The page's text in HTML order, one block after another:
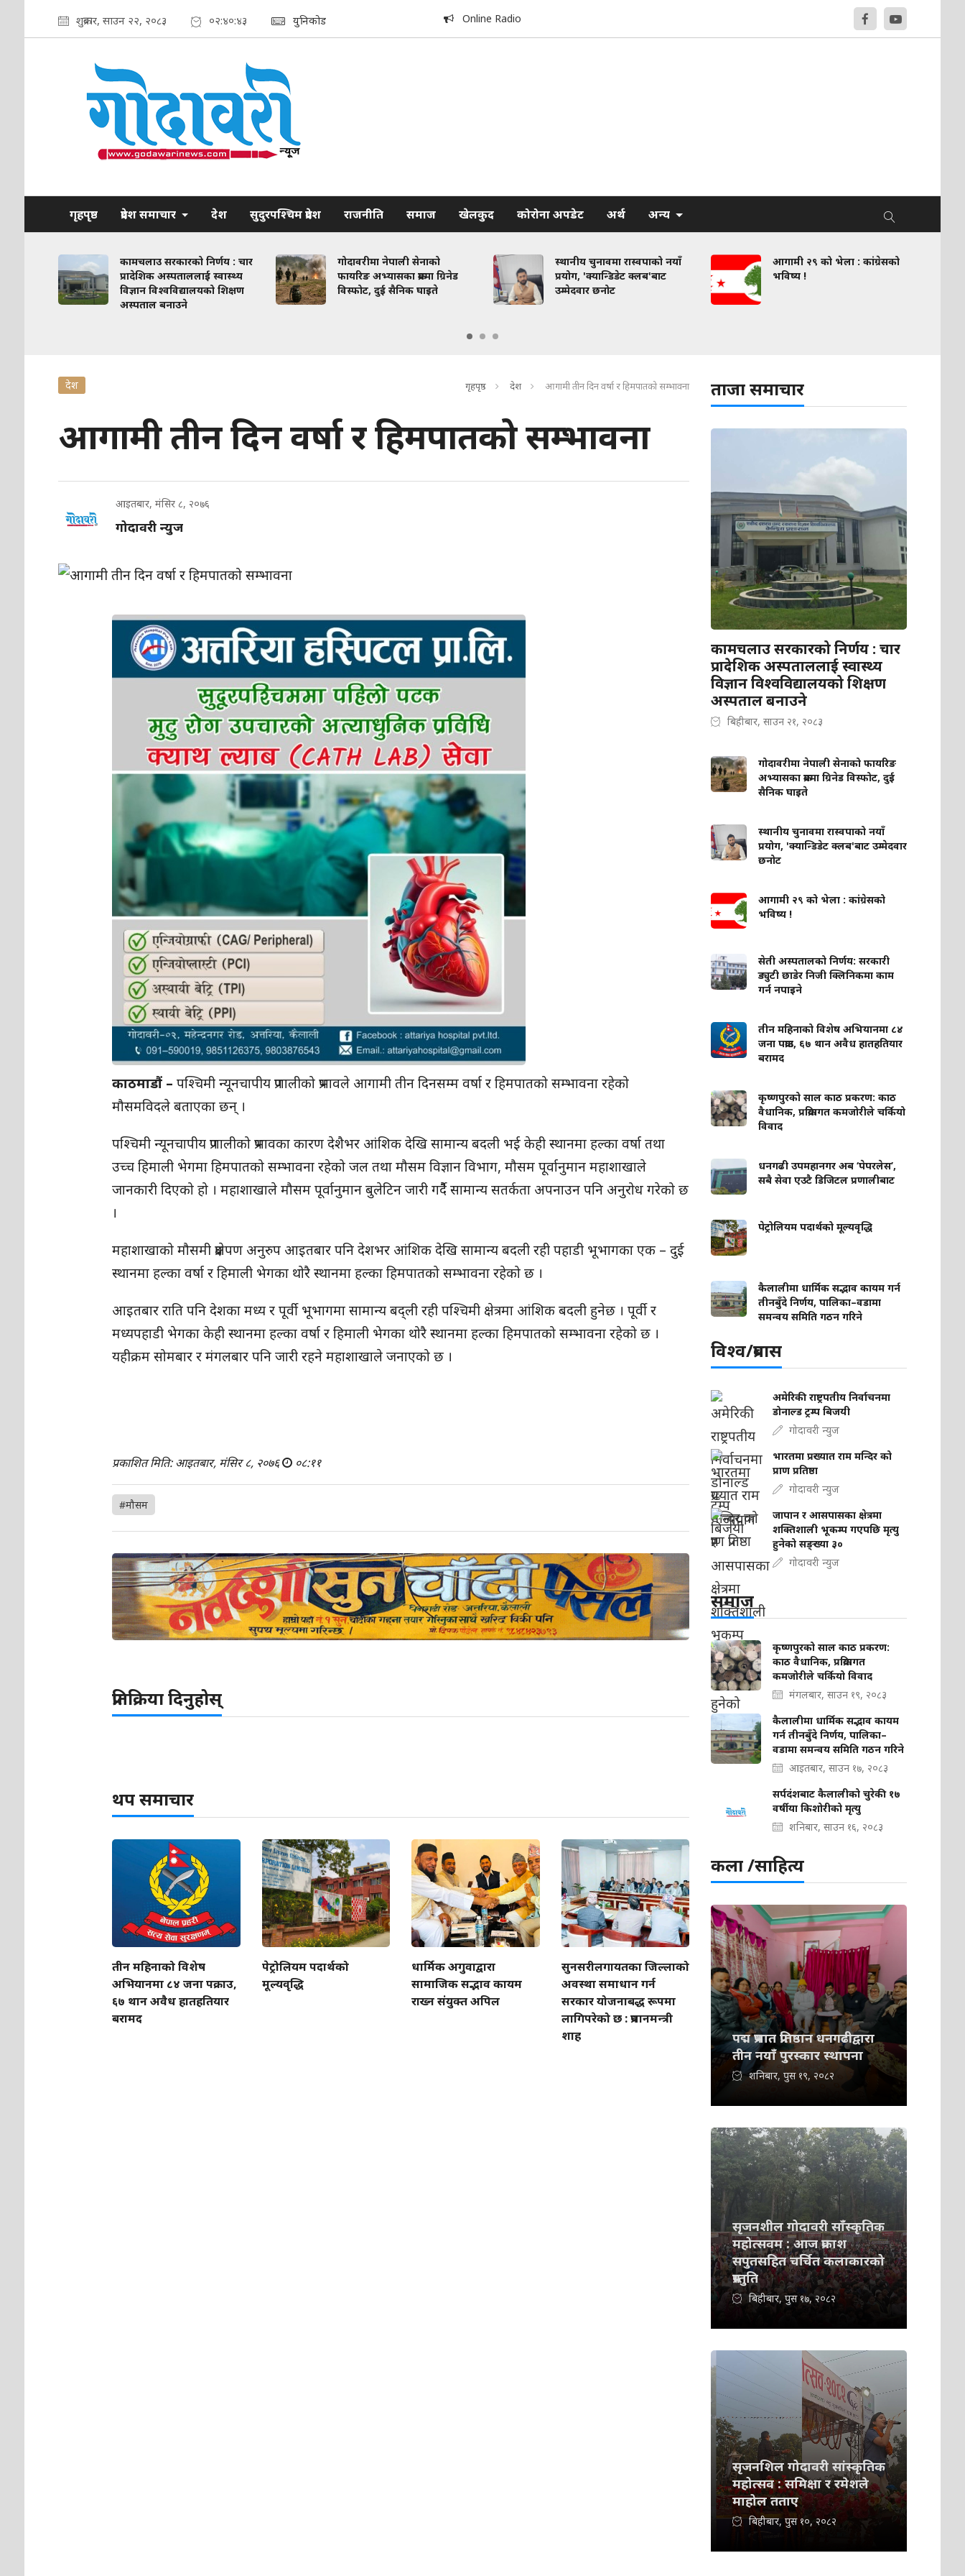
शुक्रबार, साउन २२, २०८३ ०२:४०:४४ युनिकोड Online Radio
गृहपृष्ठ प्रदेश समाचार देश सुदुरपश्चिम प्रदेश राजनीति समाज खेलकुद कोरोना अपडेट अर्थ अन्य
कामचलाउ सरकारको निर्णय : चार
प्रादेशिक अस्पताललाई स्वास्थ्य
विज्ञान विश्वविद्यालयको शिक्षण
अस्पताल बनाउने
गोदावरीमा नेपाली सेनाको
फायरिङ अभ्यासका क्रममा ग्रिनेड
विस्फोट, दुई सैनिक घाइते
स्थानीय चुनावमा रास्वपाको नयाँ
प्रयोग, 'क्यान्डिडेट क्लब'बाट
उम्मेदवार छनोट
आगामी २९ को भेला : कांग्रेसको
भविष्य !
देश गृहपृष्ठ देश आगामी तीन दिन वर्षा र हिमपातको सम्भावना
आगामी तीन दिन वर्षा र हिमपातको सम्भावना
आइतबार, मंसिर ८, २०७६
गोदावरी न्युज
काठमाडौं – पश्चिमी न्यूनचापीय प्रणालीको प्रभावले आगामी तीन दिनसम्म वर्षा र हिमपातको सम्भावना रहेको
मौसमविदले बताएका छन् ।
पश्चिमी न्यूनचापीय प्रणालीको प्रभावका कारण देशैभर आंशिक देखि सामान्य बदली भई केही स्थानमा हल्का वर्षा तथा
उच्च हिमाली भेगमा हिमपातको सम्भावना रहेको जल तथा मौसम विज्ञान विभाग, मौसम पूर्वानुमान महाशाखाले
जानकारी दिएको हो । महाशाखाले मौसम पूर्वानुमान बुलेटिन जारी गर्दैै सामान्य सतर्कता अपनाउन पनि अनुरोध गरेको छ
।
महाशाखाको मौसमी प्रक्षेपण अनुरुप आइतबार पनि देशभर आंशिक देखि सामान्य बदली रही पहाडी भूभागका एक – दुई
स्थानमा हल्का वर्षा र हिमाली भेगका थोरै स्थानमा हल्का हिमपातको सम्भावना रहेको छ ।
आइतबार राति पनि देशका मध्य र पूर्वी भूभागमा सामान्य बद्ली रही पश्चिमी क्षेत्रमा आंशिक बदली हुनेछ । पूर्वी र
मध्यपहाडी भेगका केही स्थानमा हल्का वर्षा र हिमाली भेगका थोरै स्थानमा हल्का हिमपातको सम्भावना रहेको छ ।
यहीक्रम सोमबार र मंगलबार पनि जारी रहने महाशाखाले जनाएको छ ।
प्रकाशित मिति: आइतबार, मंसिर ८, २०७६ ०८:११
#मौसम
प्रतिक्रिया दिनुहोस्
थप समाचार
तीन महिनाको विशेष
अभियानमा ८४ जना पक्राउ,
६७ थान अवैध हातहतियार
बरामद
पेट्रोलियम पदार्थको
मूल्यवृद्धि
धार्मिक अगुवाद्वारा
सामाजिक सद्भाव कायम
राख्न संयुक्त अपिल
सुनसरीलगायतका जिल्लाको
अवस्था समाधान गर्न
सरकार योजनाबद्ध रूपमा
लागिपरेको छ : प्रधानमन्त्री
शाह
ताजा समाचार
कामचलाउ सरकारको निर्णय : चार
प्रादेशिक अस्पताललाई स्वास्थ्य
विज्ञान विश्वविद्यालयको शिक्षण
अस्पताल बनाउने
बिहीबार, साउन २१, २०८३
गोदावरीमा नेपाली सेनाको फायरिङ
अभ्यासका क्रममा ग्रिनेड विस्फोट, दुई
सैनिक घाइते
स्थानीय चुनावमा रास्वपाको नयाँ
प्रयोग, 'क्यान्डिडेट क्लब'बाट उम्मेदवार
छनोट
आगामी २९ को भेला : कांग्रेसको
भविष्य !
सेती अस्पतालको निर्णय: सरकारी
ड्युटी छाडेर निजी क्लिनिकमा काम
गर्न नपाइने
तीन महिनाको विशेष अभियानमा ८४
जना पक्राउ, ६७ थान अवैध हातहतियार
बरामद
कृष्णपुरको साल काठ प्रकरण: काठ
वैधानिक, प्रक्रियागत कमजोरीले चर्कियो
विवाद
धनगढी उपमहानगर अब ‘पेपरलेस’,
सबै सेवा एउटै डिजिटल प्रणालीबाट
पेट्रोलियम पदार्थको मूल्यवृद्धि
कैलालीमा धार्मिक सद्भाव कायम गर्न
तीनबुँदे निर्णय, पालिका–वडामा
समन्वय समिति गठन गरिने
विश्व/प्रबास
अमेरिकी राष्ट्रपतीय निर्वाचनमा
डोनाल्ड ट्रम्प बिजयी
गोदावरी न्युज
भारतमा प्रख्यात राम मन्दिर को
प्राण प्रतिष्ठा
गोदावरी न्युज
जापान र आसपासका क्षेत्रमा
शक्तिशाली भूकम्प गएपछि मृत्यु
हुनेको सङ्ख्या ३०
गोदावरी न्युज
समाज
कृष्णपुरको साल काठ प्रकरण:
काठ वैधानिक, प्रक्रियागत
कमजोरीले चर्कियो विवाद
मंगलबार, साउन १९, २०८३
कैलालीमा धार्मिक सद्भाव कायम
गर्न तीनबुँदे निर्णय, पालिका–
वडामा समन्वय समिति गठन गरिने
आइतबार, साउन १७, २०८३
सर्पदंशबाट कैलालीको चुरेकी १७
वर्षीया किशोरीको मृत्यु
शनिबार, साउन १६, २०८३
कला /साहित्य
पद्म प्रभात प्रतिष्ठान धनगढीद्वारा
तीन नयाँ पुरस्कार स्थापना
शनिबार, पुस १९, २०८२
सृजनशील गोदावरी साँस्कृतिक
महोत्सवम : आज प्रकाश
सपुतसहित चर्चित कलाकारको
प्रस्तुति
बिहीबार, पुस १७, २०८२
सृजनशिल गोदावरी सांस्कृतिक
महोत्सव : समिक्षा र रमेशले
माहोल तताए
बिहीबार, पुस १०, २०८२